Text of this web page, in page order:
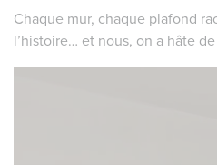
Chaque mur, chaque plafond
l’histoire… et nous, on a hâte